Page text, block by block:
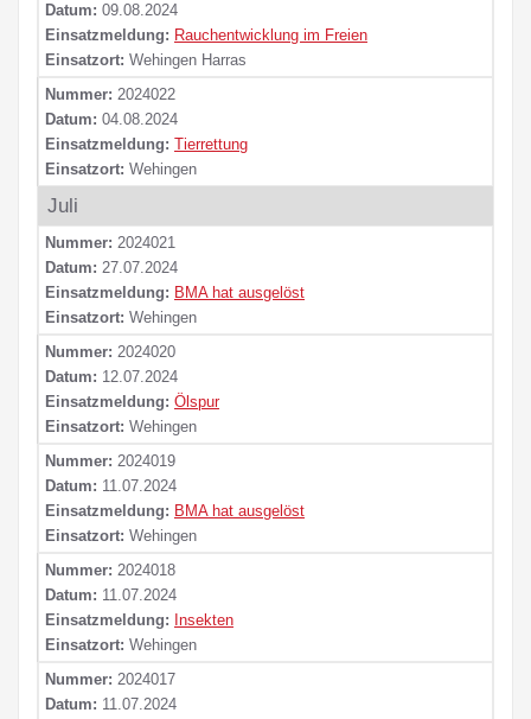
Datum: 09.08.2024
Einsatzmeldung: Rauchentwicklung im Freien
Einsatzort: Wehingen Harras
Nummer: 2024022
Datum: 04.08.2024
Einsatzmeldung: Tierrettung
Einsatzort: Wehingen
Juli
Nummer: 2024021
Datum: 27.07.2024
Einsatzmeldung: BMA hat ausgelöst
Einsatzort: Wehingen
Nummer: 2024020
Datum: 12.07.2024
Einsatzmeldung: Ölspur
Einsatzort: Wehingen
Nummer: 2024019
Datum: 11.07.2024
Einsatzmeldung: BMA hat ausgelöst
Einsatzort: Wehingen
Nummer: 2024018
Datum: 11.07.2024
Einsatzmeldung: Insekten
Einsatzort: Wehingen
Nummer: 2024017
Datum: 11.07.2024